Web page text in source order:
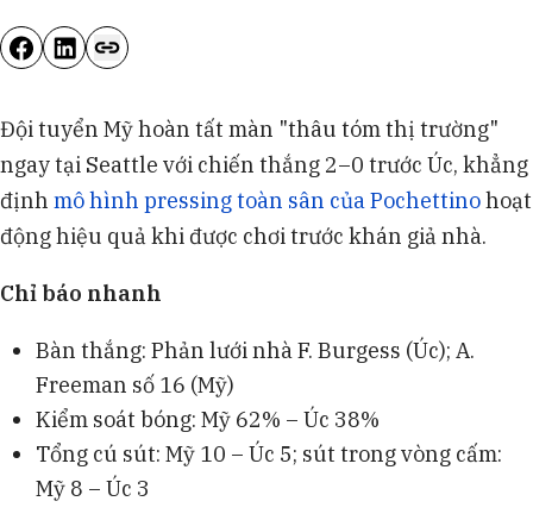
Đội tuyển Mỹ hoàn tất màn "thâu tóm thị trường"
ngay tại Seattle với chiến thắng 2–0 trước Úc, khẳng
định mô hình pressing toàn sân của Pochettinohoạt
động hiệu quả khi được chơi trước khán giả nhà.
Chỉ báo nhanh
Bàn thắng: Phản lưới nhà F. Burgess (Úc); A.
Freeman số 16 (Mỹ)
Kiểm soát bóng: Mỹ 62% – Úc 38%
Tổng cú sút: Mỹ 10 – Úc 5; sút trong vòng cấm:
Mỹ 8 – Úc 3